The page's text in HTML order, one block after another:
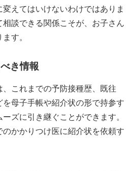
えてはいけないわけではありま
談できる関係こそが、お子さん
す。
き情報
これまでの予防接種歴、既往
母子手帳や紹介状の形で持参す
ズに引き継ぐことができます。
かかりつけ医に紹介状を依頼す